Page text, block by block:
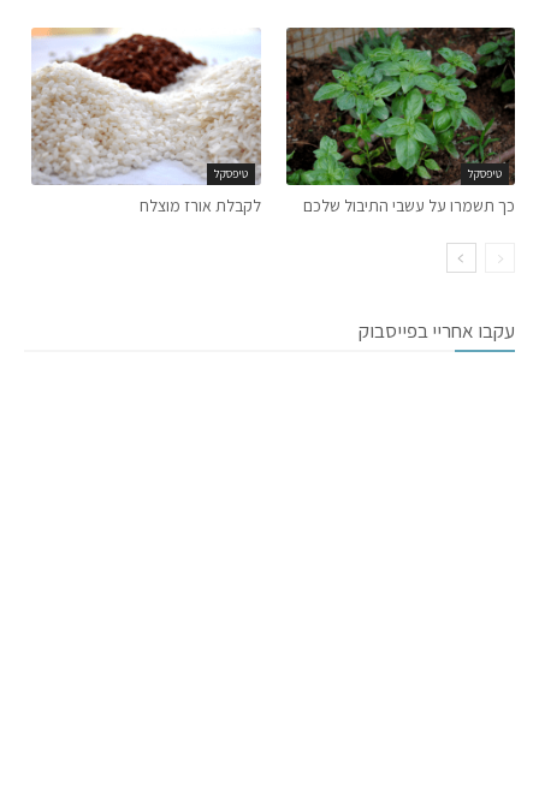
טיפסקל
כך תשמרו על עשבי התיבול שלכם
טיפסקל
לקבלת אורז מוצלח
עקבו אחריי בפייסבוק